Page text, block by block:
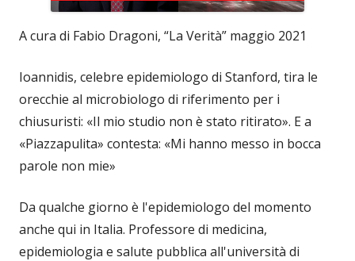
A cura di Fabio Dragoni, “La Verità” maggio 2021
Ioannidis, celebre epidemiologo di Stanford, tira le
orecchie al microbiologo di riferimento per i
chiusuristi: «Il mio studio non è stato ritirato». E a
«Piazzapulita» contesta: «Mi hanno messo in bocca
parole non mie»
Da qualche giorno è l'epidemiologo del momento
anche qui in Italia. Professore di medicina,
epidemiologia e salute pubblica all'università di